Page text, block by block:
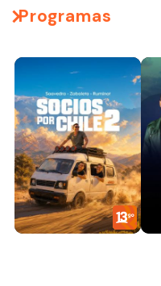
Programas